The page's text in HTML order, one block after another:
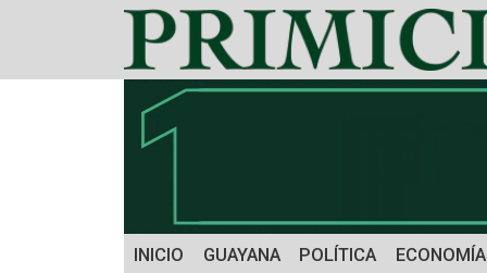
INICIO GUAYANA POLÍTICA ECONOMÍA